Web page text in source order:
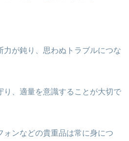
力が鈍り、思わぬトラブルにつな
り、適量を意識することが大切で
ォンなどの貴重品は常に身につ